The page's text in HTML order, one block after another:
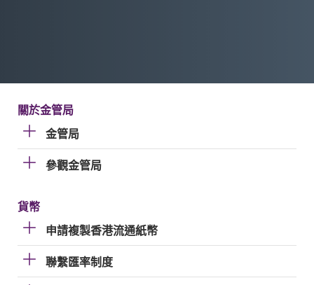
關於金管局
金管局
參觀金管局
貨幣
申請複製香港流通紙幣
聯繫匯率制度